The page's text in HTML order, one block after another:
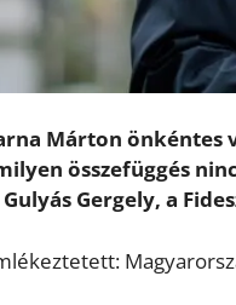
Márton önkéntes
összefüggés
Gergely, a